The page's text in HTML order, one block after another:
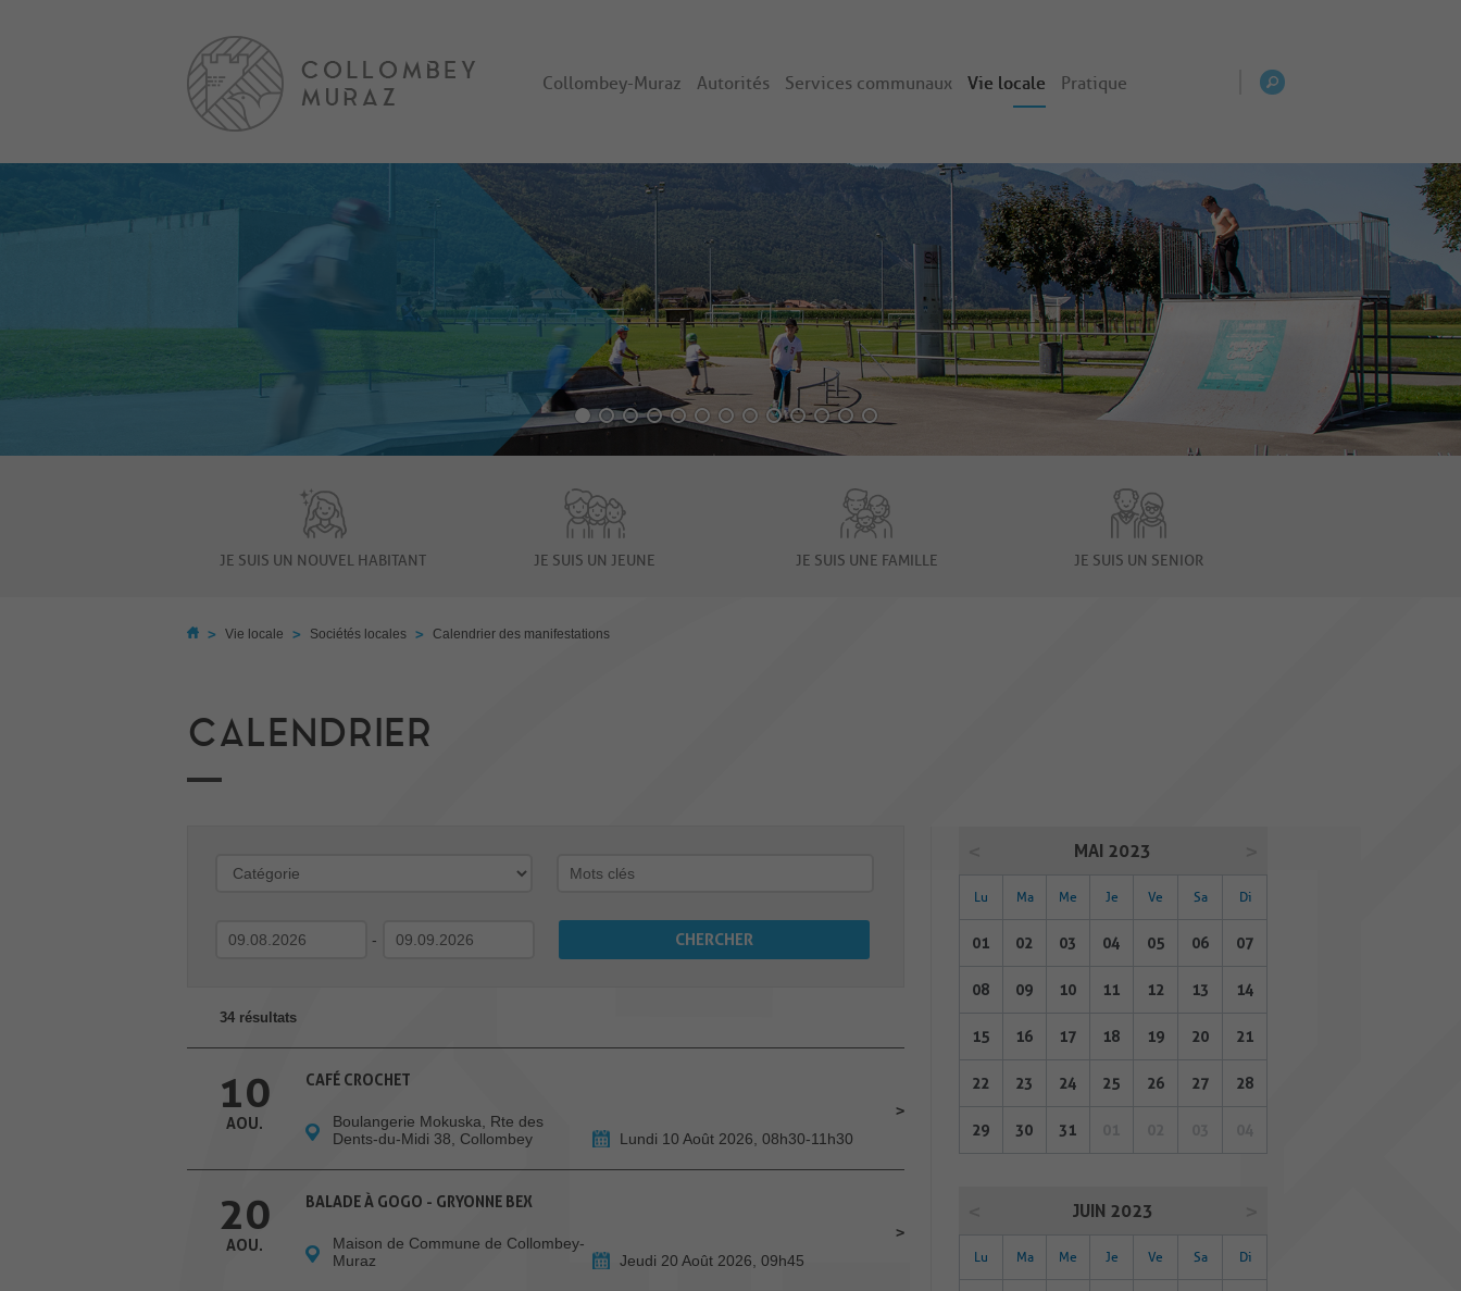
Collombey-Muraz Autorités Services communaux Vie locale Pratique
JE SUIS UN NOUVEL HABITANT JE SUIS UN JEUNE JE SUIS UNE FAMILLE JE SUIS UN SENIOR
> Vie locale > Sociétés locales > Calendrier des manifestations
CALENDRIER
-
34 résultats
10
AOU.
CAFÉ CROCHET
Boulangerie Mokuska, Rte des
Dents-du-Midi 38, Collombey
Lundi 10 Août 2026, 08h30-11h30
20
AOU.
BALADE À GOGO - GRYONNE BEX
Maison de Commune de Collombey-
Muraz
Jeudi 20 Août 2026, 09h45
MAI 2023
Lu Ma Me Je Ve Sa Di
01 02 03 04 05 06 07
08 09 10 11 12 13 14
15 16 17 18 19 20 21
22 23 24 25 26 27 28
29 30 31
JUIN 2023
Lu Ma Me Je Ve Sa Di